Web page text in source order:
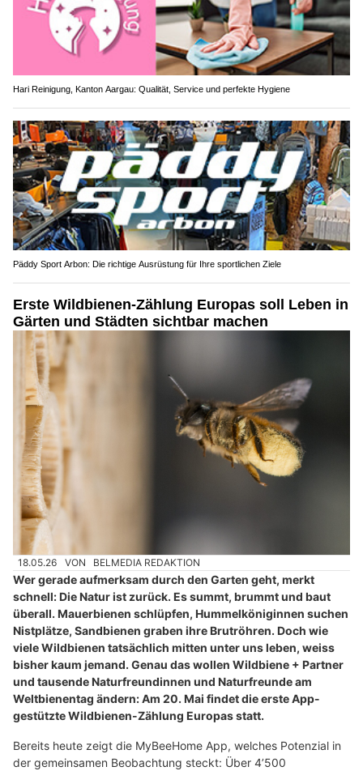
Hari Reinigung, Kanton Aargau: Qualität, Service und perfekte Hygiene
Päddy Sport Arbon: Die richtige Ausrüstung für Ihre sportlichen Ziele
Erste Wildbienen-Zählung Europas soll Leben in
Gärten und Städten sichtbar machen
18.05.26 VON BELMEDIA REDAKTION
Wer gerade aufmerksam durch den Garten geht, merkt
schnell: Die Natur ist zurück. Es summt, brummt und baut
überall. Mauerbienen schlüpfen, Hummelköniginnen suchen
Nistplätze, Sandbienen graben ihre Brutröhren. Doch wie
viele Wildbienen tatsächlich mitten unter uns leben, weiss
bisher kaum jemand. Genau das wollen Wildbiene + Partner
und tausende Naturfreundinnen und Naturfreunde am
Weltbienentag ändern: Am 20. Mai findet die erste App-
gestützte Wildbienen-Zählung Europas statt.
Bereits heute zeigt die MyBeeHome App, welches Potenzial in
der gemeinsamen Beobachtung steckt: Über 4’500